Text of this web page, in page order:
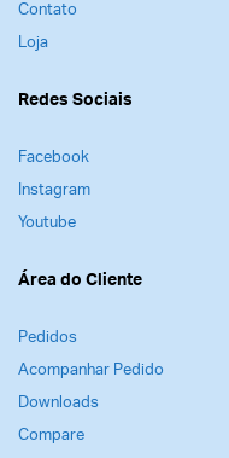
Contato
Loja
Redes Sociais
Facebook
Instagram
Youtube
Área do Cliente
Pedidos
Acompanhar Pedido
Downloads
Compare